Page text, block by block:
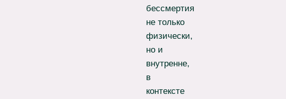
бессмертия
не только
физически,
но и
внутренне,
в
контексте